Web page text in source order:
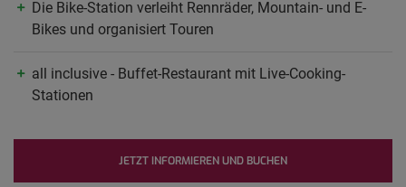
Die Bike-Station verleiht Rennräder, Mountain- und E-
Bikes und organisiert Touren
all inclusive - Buffet-Restaurant mit Live-Cooking-
Stationen
JETZT INFORMIEREN UND BUCHEN